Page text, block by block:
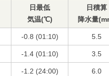
日最低
気温(℃)
日積算
降水量
-0.8 (01:10) 5.5
-1.4 (01:10) 3.5
-1.2 (24:00) 6.0